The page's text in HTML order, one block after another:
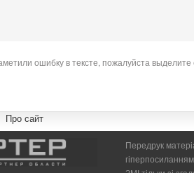
ошибку в тексте, пожалуйста
Про сайт
Передрук